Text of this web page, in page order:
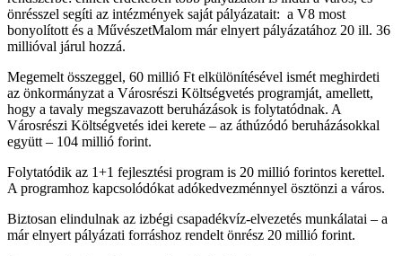
önrésszel segíti az intézmények saját pályázatait: a V8 most
bonyolított és a MűvészetMalom már elnyert pályázatához 20 ill. 36
millióval járul hozzá.
Megemelt összeggel, 60 millió Ft elkülönítésével ismét meghirdeti
az önkormányzat a Városrészi Költségvetés programját, amellett,
hogy a tavaly megszavazott beruházások is folytatódnak. A
Városrészi Költségvetés idei kerete – az áthúzódó beruházásokkal
együtt – 104 millió forint.
Folytatódik az 1+1 fejlesztési program is 20 millió forintos kerettel.
A programhoz kapcsolódókat adókedvezménnyel ösztönzi a város.
Biztosan elindulnak az izbégi csapadékvíz-elvezetés munkálatai – a
már elnyert pályázati forráshoz rendelt önrész 20 millió forint.